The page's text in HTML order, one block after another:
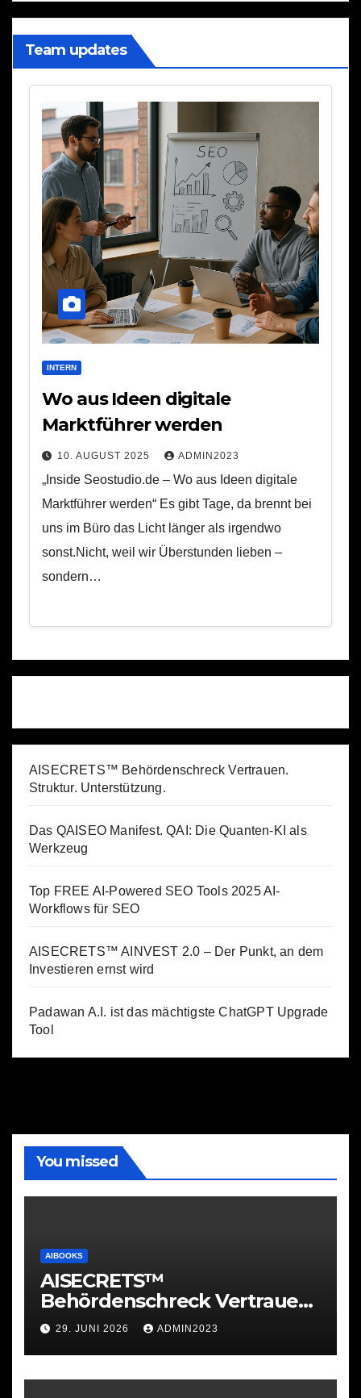
Team updates
INTERN
Wo aus Ideen digitale
Marktführer werden
10. AUGUST 2025 ADMIN2023
„Inside Seostudio.de – Wo aus Ideen digitale
Marktführer werden“ Es gibt Tage, da brennt bei
uns im Büro das Licht länger als irgendwo
sonst.Nicht, weil wir Überstunden lieben –
sondern…
AISECRETS™ Behördenschreck Vertrauen.
Struktur. Unterstützung.
Das QAISEO Manifest. QAI: Die Quanten-KI als
Werkzeug
Top FREE AI-Powered SEO Tools 2025 AI-
Workflows für SEO
AISECRETS™ AINVEST 2.0 – Der Punkt, an dem
Investieren ernst wird
Padawan A.I. ist das mächtigste ChatGPT Upgrade
Tool
You missed
AIBOOKS
AISECRETS™
Behördenschreck Vertrauen.
Struktur. Unterstützung.
29. JUNI 2026 ADMIN2023